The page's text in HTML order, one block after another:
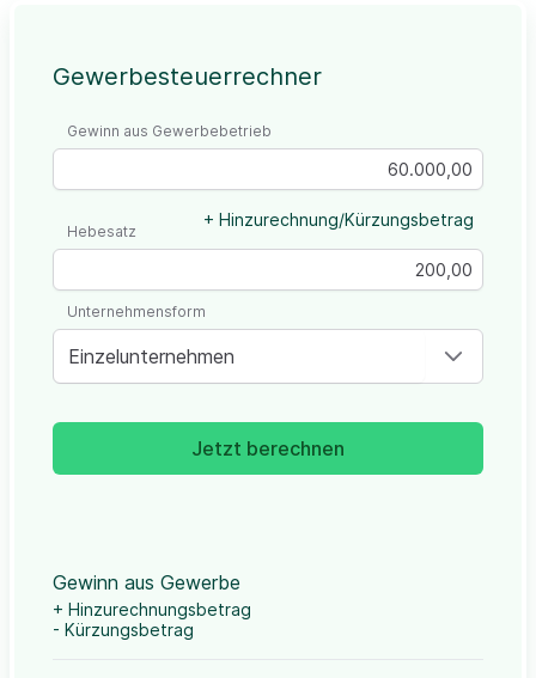
Gewerbesteuerrechner
Gewinn aus Gewerbebetrieb
+ Hinzurechnung/Kürzungsbetrag
Hebesatz
Einzelunternehmen
Unternehmensform
Jetzt berechnen
Gewinn aus Gewerbe
+ Hinzurechnungsbetrag
- Kürzungsbetrag